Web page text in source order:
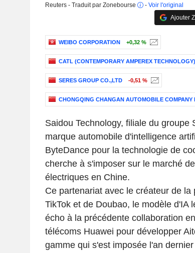
Reuters - Traduit par Zonebourse
- Voir l'original
Ajouter
WEIBO CORPORATION +0,32 %
CATL (CONTEMPORARY AMPEREX TECHNOLOGY)
SERES GROUP CO.,LTD -0,51 %
CHONGQING CHANGAN AUTOMOBILE COMPANY
Saidou Technology, filiale du groupe
marque automobile d'intelligence
ByteDance pour la technologie de
cherche à s'imposer sur le marché
électriques en Chine.
Ce partenariat avec le créateur de
TikTok et de Doubao, le modèle d'IA
écho à la précédente collaboration
télécoms Huawei pour développer
gamme qui s'est imposée l'an